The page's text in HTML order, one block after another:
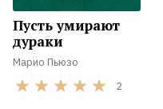
Пусть умирают
дураки
Марио Пьюзо
2